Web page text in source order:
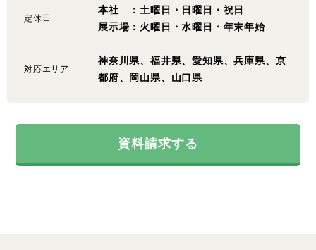
定休日
本社 ：土曜日・日曜日・祝日
展示場：火曜日・水曜日・年末年始
対応エリア
神奈川県、福井県、愛知県、兵庫県、京
都府、岡山県、山口県
資料請求する